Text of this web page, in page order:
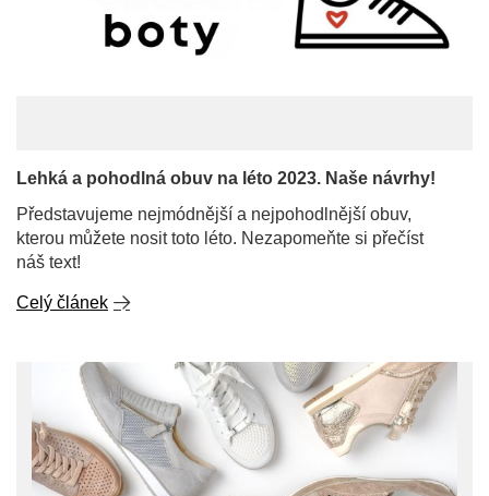
Lehká a pohodlná obuv na léto 2023. Naše návrhy!
Představujeme nejmódnější a nejpohodlnější obuv,
kterou můžete nosit toto léto. Nezapomeňte si přečíst
náš text!
Celý článek